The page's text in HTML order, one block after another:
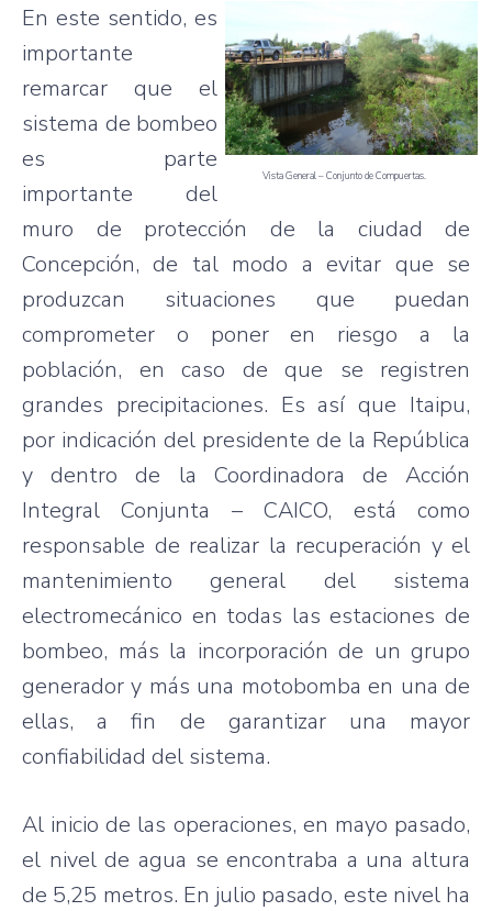
Vista General – Conjunto de Compuertas.
En este sentido, es
importante
remarcar que el
sistema de bombeo
es parte
importante del
muro de protección de la ciudad de
Concepción, de tal modo a evitar que se
produzcan situaciones que puedan
comprometer o poner en riesgo a la
población, en caso de que se registren
grandes precipitaciones. Es así que Itaipu,
por indicación del presidente de la República
y dentro de la Coordinadora de Acción
Integral Conjunta – CAICO, está como
responsable de realizar la recuperación y el
mantenimiento general del sistema
electromecánico en todas las estaciones de
bombeo, más la incorporación de un grupo
generador y más una motobomba en una de
ellas, a fin de garantizar una mayor
confiabilidad del sistema.
Al inicio de las operaciones, en mayo pasado,
el nivel de agua se encontraba a una altura
de 5,25 metros. En julio pasado, este nivel ha